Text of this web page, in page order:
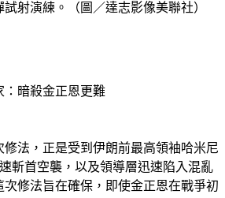
試射演練。（圖／達志影像美聯社）
：暗殺金正恩更難
法，正是受到伊朗前最高領袖哈米尼
速斬首空襲，以及領導層迅速陷入混亂
修法旨在確保，即使金正恩在戰爭初